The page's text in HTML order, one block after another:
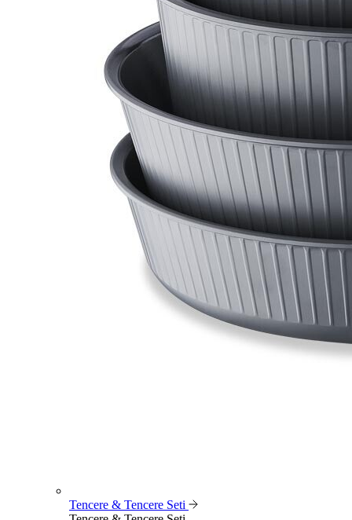
Tencere & Tencere Seti